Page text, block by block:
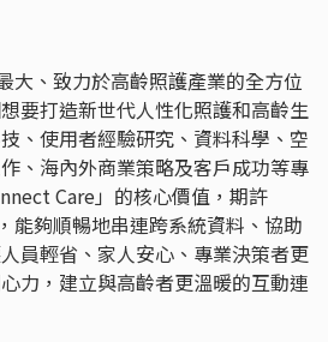
大、致力於高齡照護產業的全方位
要打造新世代人性化照護和高齡生
、使用者經驗研究、資料科學、空
、海內外商業策略及客戶成功等專
Care」的核心價值，期許
能夠順暢地串連跨系統資料、協助
員輕省、家人安心、專業決策者更
力，建立與高齡者更溫暖的互動連